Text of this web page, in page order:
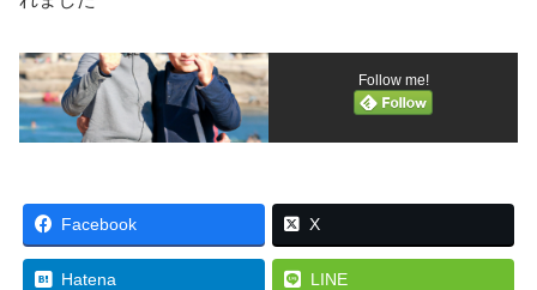
Follow me!
Facebook X
Hatena LINE